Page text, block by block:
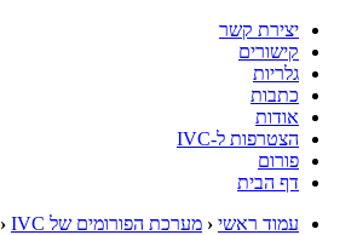
יצירת קשר
קישורים
גלריות
כתבות
אודות
הצטרפות ל-IVC
פורום
דף הבית
עמוד ראשי ‹ מערכת הפורומים של IVC ‹